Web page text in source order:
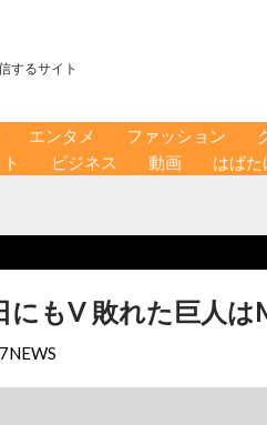
するサイト
エンタメ ファッション
ビジネス 動画 はばた
もV 敗れた巨人は